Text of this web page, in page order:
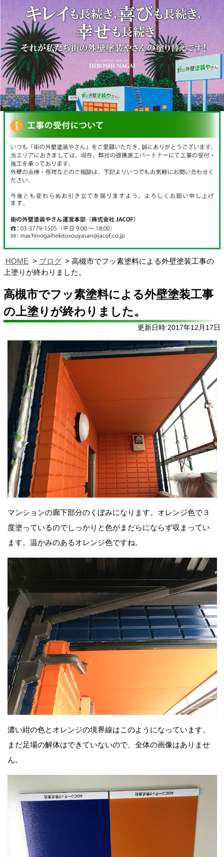
HOME ブログ
高槻市でフッ素塗料による外壁塗装工事の
上塗りが終わりました。
高槻市でフッ素塗料による外壁塗装工事
の上塗りが終わりました。
更新日時:2017年12月17日
マンションの廊下部分のくぼみになります。オレンジ色で３
度塗っているのでしっかりと色がまだらにならず収まってい
ます。温かみのあるオレンジ色ですね。
濃い紺の色とオレンジの境界線はこのようになっています。
まだ足場の解体はできていないので、全体の画像はありませ
ん。